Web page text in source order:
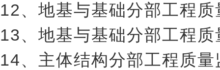
12、地基与基础分部工程
13、地基与基础分部工程
14、主体结构分部工程质